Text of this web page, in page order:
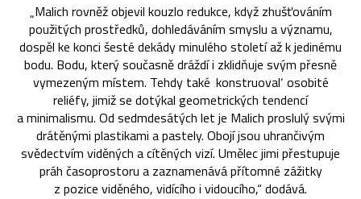
„Malich rovněž objevil kouzlo redukce, když zhušťováním
použitých prostředků, dohledáváním smyslu a významu,
dospěl ke konci šesté dekády minulého století až k jedinému
bodu. Bodu, který současně dráždí i zklidňuje svým přesně
vymezeným místem. Tehdy také ‚konstruoval‘ osobité
reliéfy, jimiž se dotýkal geometrických tendencí
a minimalismu. Od sedmdesátých let je Malich proslulý svými
drátěnými plastikami a pastely. Obojí jsou uhrančivým
svědectvím viděných a cítěných vizí. Umělec jimi přestupuje
práh časoprostoru a zaznamenává přítomné zážitky
z pozice viděného, vidícího i vidoucího,“ dodává.